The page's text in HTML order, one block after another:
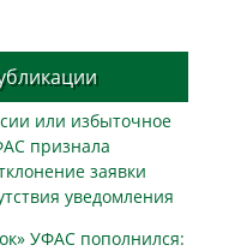
или избыточное
признала
заявки
уведомления
УФАС пополнился: